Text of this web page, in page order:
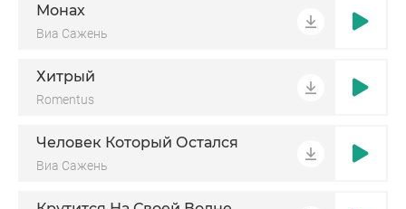
Монах
Виа Сажень
Хитрый
Romentus
Человек Который Остался
Виа Сажень